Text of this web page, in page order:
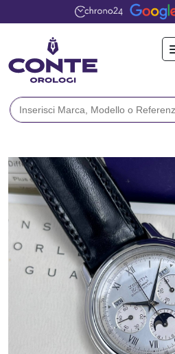
Search
for: